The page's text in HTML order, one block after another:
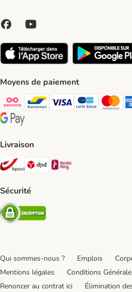
Moyens de paiement
Payconiq Payment Method
bancontact Payment Method
Visa Payment Method
carte bleueMaster
Google Pay Payment Method
Livraison
Bpost Shipping Method
DPD Shipping Method
Sécurité
Security
Qui sommes-nous ? Emplois
Mentions légales
Conditions
Renoncer au contrat ici
Élimination